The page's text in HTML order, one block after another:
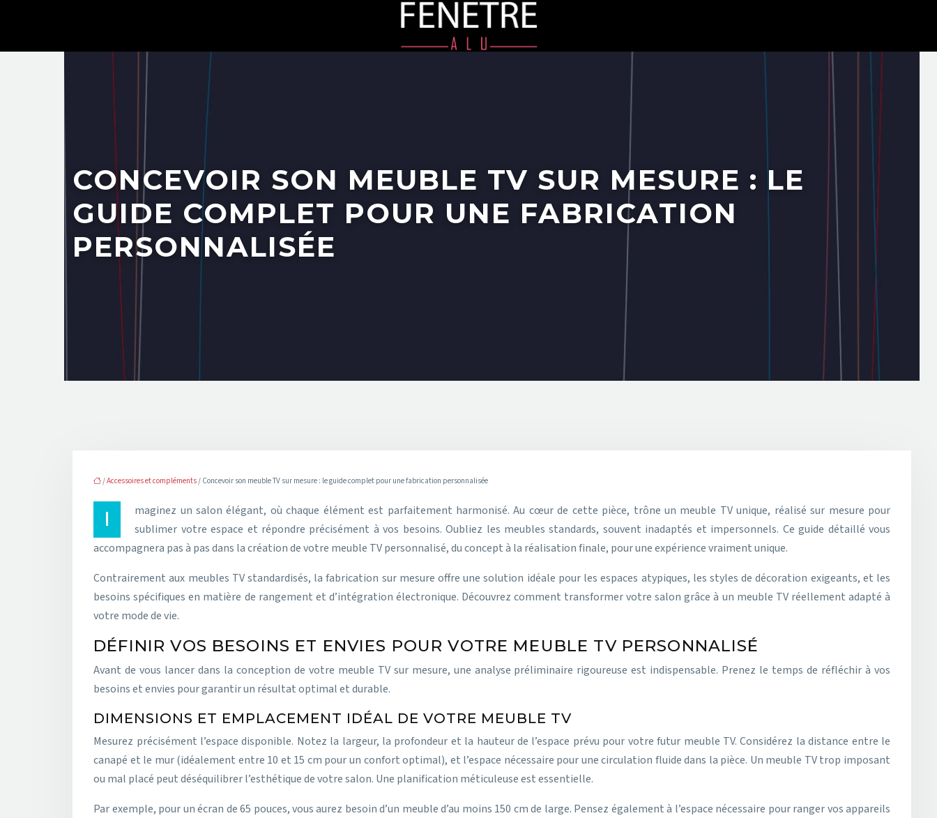
CONCEVOIR SON MEUBLE TV SUR MESURE : LE
GUIDE COMPLET POUR UNE FABRICATION
PERSONNALISÉE
/Accessoires et compléments/ Concevoir son meuble TV sur mesure : le guide complet pour une fabrication personnalisée
Imaginez un salon élégant, où chaque élément est parfaitement harmonisé. Au cœur de cette pièce, trône un meuble TV unique, réalisé sur mesure pour
sublimer votre espace et répondre précisément à vos besoins. Oubliez les meubles standards, souvent inadaptés et impersonnels. Ce guide détaillé vous
accompagnera pas à pas dans la création de votre meuble TV personnalisé, du concept à la réalisation finale, pour une expérience vraiment unique.
Contrairement aux meubles TV standardisés, la fabrication sur mesure offre une solution idéale pour les espaces atypiques, les styles de décoration exigeants, et les
besoins spécifiques en matière de rangement et d’intégration électronique. Découvrez comment transformer votre salon grâce à un meuble TV réellement adapté à
votre mode de vie.
DÉFINIR VOS BESOINS ET ENVIES POUR VOTRE MEUBLE TV PERSONNALISÉ
Avant de vous lancer dans la conception de votre meuble TV sur mesure, une analyse préliminaire rigoureuse est indispensable. Prenez le temps de réfléchir à vos
besoins et envies pour garantir un résultat optimal et durable.
DIMENSIONS ET EMPLACEMENT IDÉAL DE VOTRE MEUBLE TV
Mesurez précisément l’espace disponible. Notez la largeur, la profondeur et la hauteur de l’espace prévu pour votre futur meuble TV. Considérez la distance entre le
canapé et le mur (idéalement entre 10 et 15 cm pour un confort optimal), et l’espace nécessaire pour une circulation fluide dans la pièce. Un meuble TV trop imposant
ou mal placé peut déséquilibrer l’esthétique de votre salon. Une planification méticuleuse est essentielle.
Par exemple, pour un écran de 65 pouces, vous aurez besoin d’un meuble d’au moins 150 cm de large. Pensez également à l’espace nécessaire pour ranger vos appareils